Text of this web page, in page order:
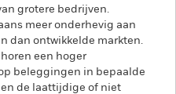
grotere bedrijven.
meer onderhevig aan
dan ontwikkelde markten.
een hoger
beleggingen in bepaalde
en de laattijdige of niet